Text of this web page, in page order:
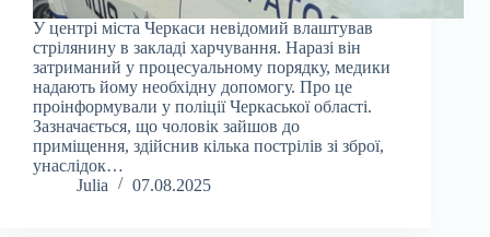
У центрі міста Черкаси невідомий влаштував
стрілянину в закладі харчування. Наразі він
затриманий у процесуальному порядку, медики
надають йому необхідну допомогу. Про це
проінформували у поліції Черкаської області.
Зазначається, що чоловік зайшов до
приміщення, здійснив кілька пострілів зі зброї,
унаслідок…
Julia
07.08.2025